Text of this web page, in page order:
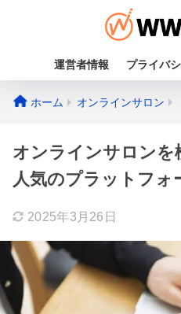
運営者情報 プライバ
ホーム オンラインサロン
オンラインサロンを
人気のプラットフォ
2025年3月26日